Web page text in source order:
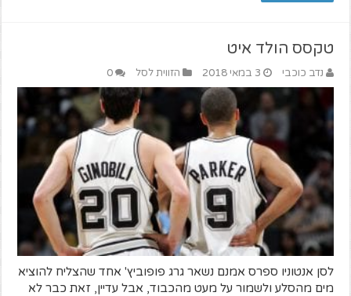
טקסס הולד איט
נדב כוכבי 3 במאי 2018 הזווית לסל 0
לסן אנטוניו ספרס אמנם נשאר גרג פופוביץ' אחד שהצליח להוציא
מים מהסלע ולשמור על מעט מהכבוד, אבל עדיין, זאת כבר לא